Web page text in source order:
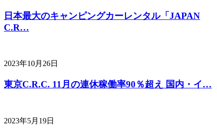
日本最大のキャンピングカーレンタル「JAPAN
C.R…
2023年10月26日
東京C.R.C. 11月の連休稼働率90％超え 国内・イ…
2023年5月19日